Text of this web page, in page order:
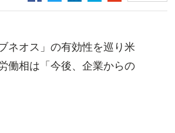
ネオス」の有効性を巡り米
働相は「今後、企業からの